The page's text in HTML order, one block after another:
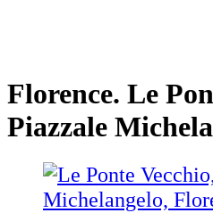
Florence. Le
Piazzale